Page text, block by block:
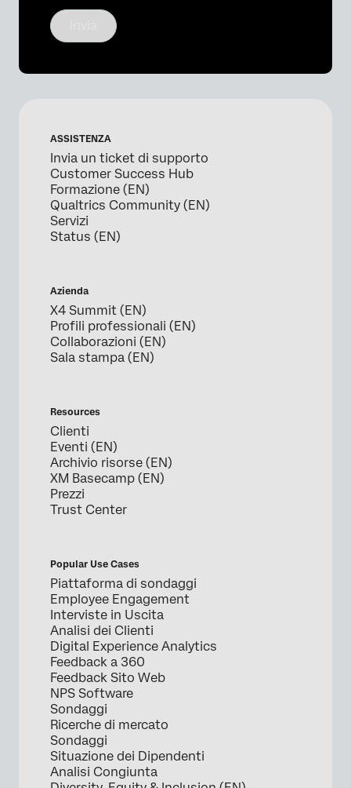
ASSISTENZA
Invia un ticket di supporto
Customer Success Hub
Formazione (EN)
Qualtrics Community (EN)
Servizi
Status (EN)
Azienda
X4 Summit (EN)
Profili professionali (EN)
Collaborazioni (EN)
Sala stampa (EN)
Resources
Clienti
Eventi (EN)
Archivio risorse (EN)
XM Basecamp (EN)
Prezzi
Trust Center
Popular Use Cases
Piattaforma di sondaggi
Employee Engagement
Interviste in Uscita
Analisi dei Clienti
Digital Experience Analytics
Feedback a 360
Feedback Sito Web
NPS Software
Sondaggi
Ricerche di mercato
Sondaggi
Situazione dei Dipendenti
Analisi Congiunta